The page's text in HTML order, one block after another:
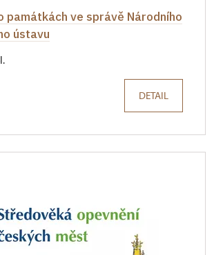
památkách ve správě Národního
ústavu
DETAIL